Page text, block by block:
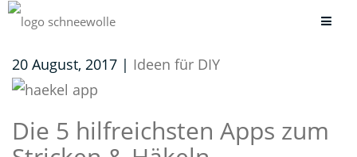
20 August, 2017 | Ideen für DIY
Die 5 hilfreichsten Apps zum